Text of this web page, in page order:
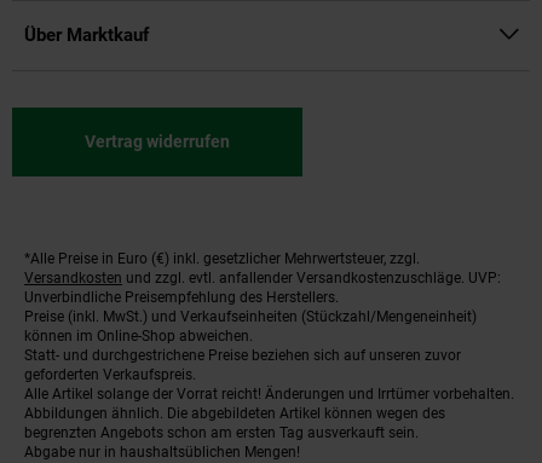
Über Marktkauf
Vertrag widerrufen
Fußnoten
*Alle Preise in Euro (€) inkl. gesetzlicher Mehrwertsteuer, zzgl.
Versandkosten und zzgl. evtl. anfallender Versandkostenzuschläge. UVP:
Unverbindliche Preisempfehlung des Herstellers.
Preise (inkl. MwSt.) und Verkaufseinheiten (Stückzahl/Mengeneinheit)
können im Online-Shop abweichen.
Statt- und durchgestrichene Preise beziehen sich auf unseren zuvor
geforderten Verkaufspreis.
Alle Artikel solange der Vorrat reicht! Änderungen und Irrtümer vorbehalten.
Abbildungen ähnlich. Die abgebildeten Artikel können wegen des
begrenzten Angebots schon am ersten Tag ausverkauft sein.
Abgabe nur in haushaltsüblichen Mengen!